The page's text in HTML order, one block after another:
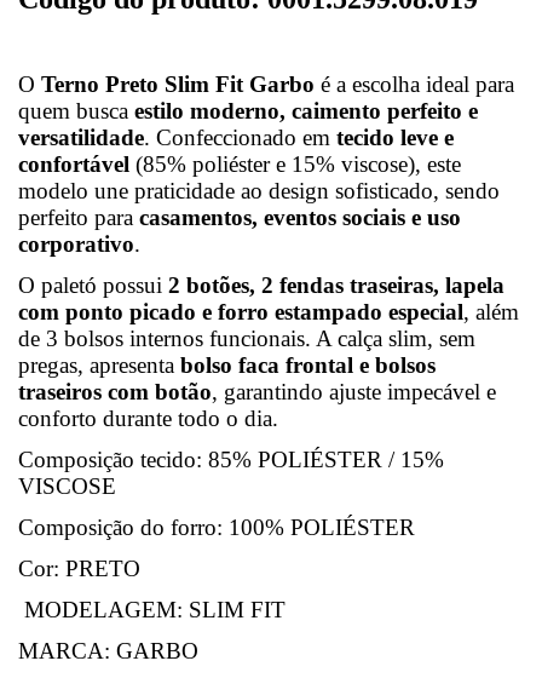
O Terno Preto Slim Fit Garbo é a escolha ideal para
quem busca estilo moderno, caimento perfeito e
versatilidade. Confeccionado em tecido leve e
confortável (85% poliéster e 15% viscose), este
modelo une praticidade ao design sofisticado, sendo
perfeito para casamentos, eventos sociais e uso
corporativo.
O paletó possui 2 botões, 2 fendas traseiras, lapela
com ponto picado e forro estampado especial, além
de 3 bolsos internos funcionais. A calça slim, sem
pregas, apresenta bolso faca frontal e bolsos
traseiros com botão, garantindo ajuste impecável e
conforto durante todo o dia.
Composição tecido: 85% POLIÉSTER / 15%
VISCOSE
Composição do forro: 100% POLIÉSTER
Cor: PRETO
MODELAGEM: SLIM FIT
MARCA: GARBO